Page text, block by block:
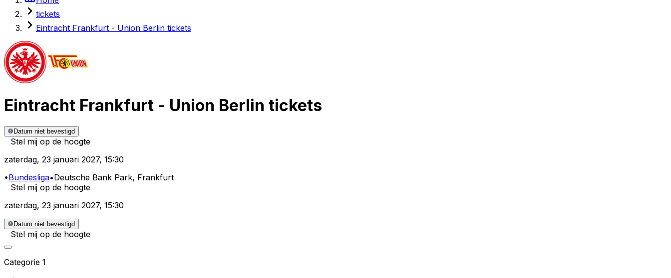
tickets
Eintracht Frankfurt - Union Berlin tickets
Eintracht Frankfurt - Union Berlin tickets
Datum niet bevestigd
Stel mij op de hoogte
zaterdag, 23 januari 2027, 15:30
•Bundesliga•Deutsche Bank Park, Frankfurt
Stel mij op de hoogte
zaterdag, 23 januari 2027, 15:30
Datum niet bevestigd
Stel mij op de hoogte
Categorie 1